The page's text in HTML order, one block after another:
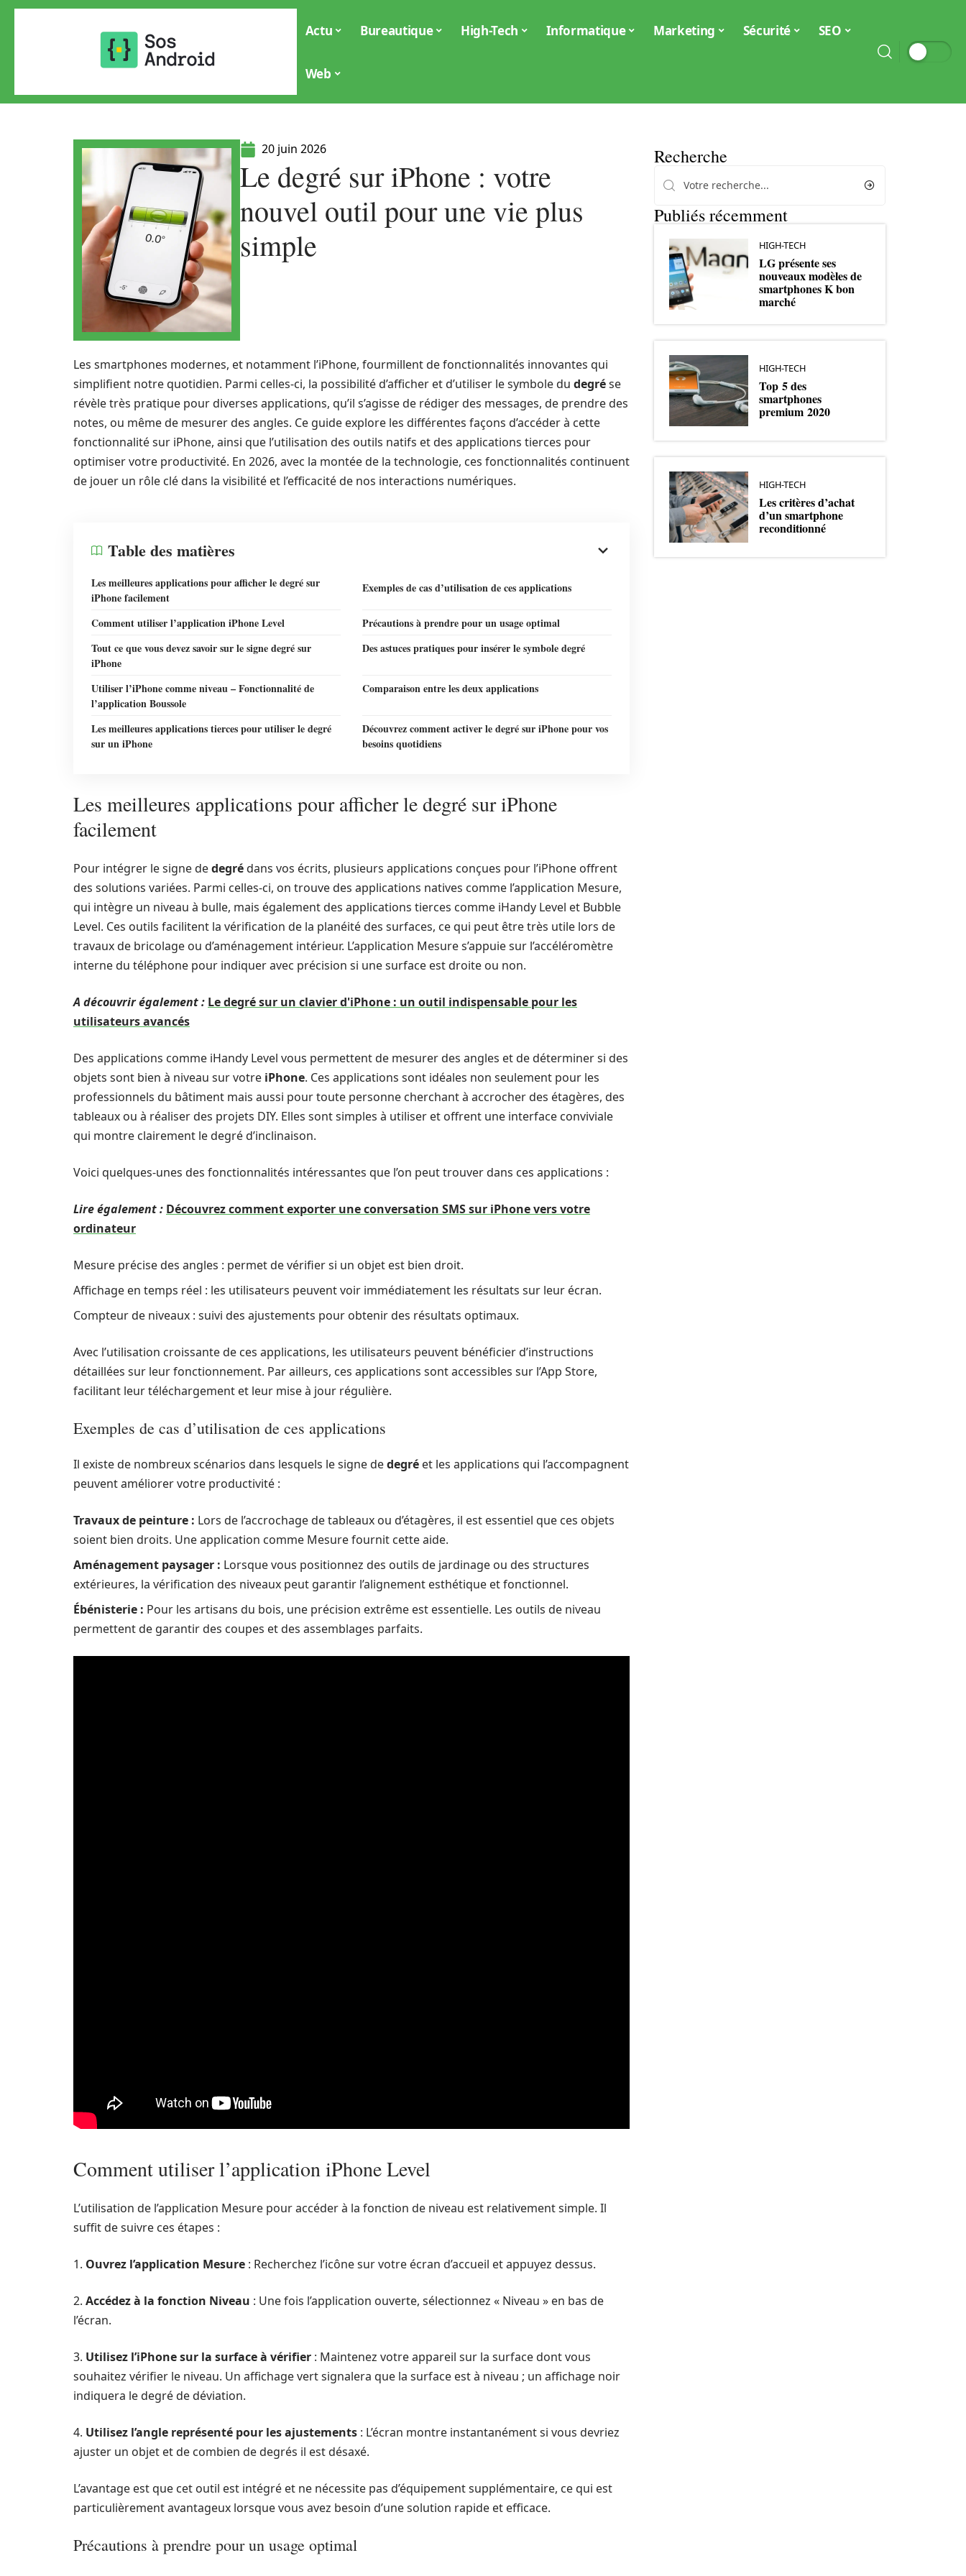
Actu Bureautique High-Tech Informatique Marketing Sécurité SEO
Web
20 juin 2026
Le degré sur iPhone : votre
nouvel outil pour une vie plus
simple
Les smartphones modernes, et notamment l’iPhone, fourmillent de fonctionnalités innovantes qui
simplifient notre quotidien. Parmi celles-ci, la possibilité d’afficher et d’utiliser le symbole du degrése
révèle très pratique pour diverses applications, qu’il s’agisse de rédiger des messages, de prendre des
notes, ou même de mesurer des angles. Ce guide explore les différentes façons d’accéder à cette
fonctionnalité sur iPhone, ainsi que l’utilisation des outils natifs et des applications tierces pour
optimiser votre productivité. En 2026, avec la montée de la technologie, ces fonctionnalités continuent
de jouer un rôle clé dans la visibilité et l’efficacité de nos interactions numériques.
Table des matières
Les meilleures applications pour afficher le degré sur
iPhone facilement
Exemples de cas d’utilisation de ces applications
Comment utiliser l’application iPhone Level
Précautions à prendre pour un usage optimal
Tout ce que vous devez savoir sur le signe degré sur
iPhone
Des astuces pratiques pour insérer le symbole degré
Utiliser l’iPhone comme niveau – Fonctionnalité de
l’application Boussole
Comparaison entre les deux applications
Les meilleures applications tierces pour utiliser le degré
sur un iPhone
Découvrez comment activer le degré sur iPhone pour vos
besoins quotidiens
Les meilleures applications pour afficher le degré sur iPhone
facilement
Pour intégrer le signe dedegrédans vos écrits, plusieurs applications conçues pour l’iPhone offrent
des solutions variées. Parmi celles-ci, on trouve des applications natives comme l’application Mesure,
qui intègre un niveau à bulle, mais également des applications tierces comme iHandy Level et Bubble
Level. Ces outils facilitent la vérification de la planéité des surfaces, ce qui peut être très utile lors de
travaux de bricolage ou d’aménagement intérieur. L’application Mesure s’appuie sur l’accéléromètre
interne du téléphone pour indiquer avec précision si une surface est droite ou non.
A découvrir également : Le degré sur un clavier d'iPhone : un outil indispensable pour les
utilisateurs avancés
Des applications comme iHandy Level vous permettent de mesurer des angles et de déterminer si des
objets sont bien à niveau sur votre iPhone. Ces applications sont idéales non seulement pour les
professionnels du bâtiment mais aussi pour toute personne cherchant à accrocher des étagères, des
tableaux ou à réaliser des projets DIY. Elles sont simples à utiliser et offrent une interface conviviale
qui montre clairement le degré d’inclinaison.
Voici quelques-unes des fonctionnalités intéressantes que l’on peut trouver dans ces applications :
Lire également : Découvrez comment exporter une conversation SMS sur iPhone vers votre
ordinateur
Mesure précise des angles : permet de vérifier si un objet est bien droit.
Affichage en temps réel : les utilisateurs peuvent voir immédiatement les résultats sur leur écran.
Compteur de niveaux : suivi des ajustements pour obtenir des résultats optimaux.
Avec l’utilisation croissante de ces applications, les utilisateurs peuvent bénéficier d’instructions
détaillées sur leur fonctionnement. Par ailleurs, ces applications sont accessibles sur l’App Store,
facilitant leur téléchargement et leur mise à jour régulière.
Exemples de cas d’utilisation de ces applications
Il existe de nombreux scénarios dans lesquels le signe dedegré et les applications qui l’accompagnent
peuvent améliorer votre productivité :
Travaux de peinture : Lors de l’accrochage de tableaux ou d’étagères, il est essentiel que ces objets
soient bien droits. Une application comme Mesure fournit cette aide.
Aménagement paysager : Lorsque vous positionnez des outils de jardinage ou des structures
extérieures, la vérification des niveaux peut garantir l’alignement esthétique et fonctionnel.
Ébénisterie : Pour les artisans du bois, une précision extrême est essentielle. Les outils de niveau
permettent de garantir des coupes et des assemblages parfaits.
Comment utiliser l’application iPhone Level
L’utilisation de l’application Mesure pour accéder à la fonction de niveau est relativement simple. Il
suffit de suivre ces étapes :
1. Ouvrez l’application Mesure : Recherchez l’icône sur votre écran d’accueil et appuyez dessus.
2. Accédez à la fonction Niveau : Une fois l’application ouverte, sélectionnez « Niveau » en bas de
l’écran.
3. Utilisez l’iPhone sur la surface à vérifier : Maintenez votre appareil sur la surface dont vous
souhaitez vérifier le niveau. Un affichage vert signalera que la surface est à niveau ; un affichage noir
indiquera le degré de déviation.
4. Utilisez l’angle représenté pour les ajustements : L’écran montre instantanément si vous devriez
ajuster un objet et de combien de degrés il est désaxé.
L’avantage est que cet outil est intégré et ne nécessite pas d’équipement supplémentaire, ce qui est
particulièrement avantageux lorsque vous avez besoin d’une solution rapide et efficace.
Précautions à prendre pour un usage optimal
Recherche
Publiés récemment
HIGH-TECH
LG présente ses
nouveaux modèles de
smartphones K bon
marché
HIGH-TECH
Top 5 des
smartphones
premium 2020
HIGH-TECH
Les critères d’achat
d’un smartphone
reconditionné